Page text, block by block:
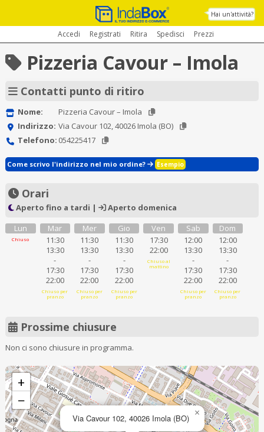
Hai un'attività?
Accedi Registrati Ritira Spedisci Prezzi
Pizzeria Cavour – Imola
Contatti punto di ritiro
Nome:
Pizzeria Cavour – Imola
Indirizzo: Via Cavour 102, 40026 Imola (BO)
Telefono: 054225417
Come scrivo l'indirizzo nel mio ordine? Esempio
Orari
Aperto fino a tardi |
Aperto domenica
Lun
Chiuso
Mar
11:30
13:30
-
17:30
22:00
Chiuso per
pranzo
Mer
11:30
13:30
-
17:30
22:00
Chiuso per
pranzo
Gio
11:30
13:30
-
17:30
22:00
Chiuso per
pranzo
Ven
17:30
22:00
Chiuso al
mattino
Sab
12:00
13:30
-
17:30
22:00
Chiuso per
pranzo
Dom
12:00
13:30
-
17:30
22:00
Chiuso per
pranzo
Prossime chiusure
Non ci sono chiusure in programma.
Via Cavour 102, 40026 Imola (BO) ×
+
−